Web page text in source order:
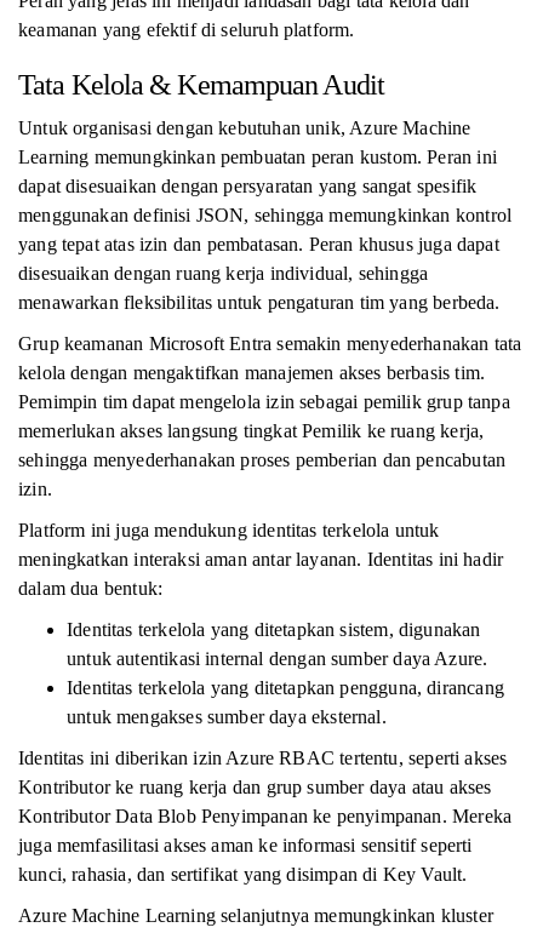
keamanan yang efektif di seluruh platform.
Tata Kelola & Kemampuan Audit
Untuk organisasi dengan kebutuhan unik, Azure Machine
Learning memungkinkan pembuatan peran kustom. Peran ini
dapat disesuaikan dengan persyaratan yang sangat spesifik
menggunakan definisi JSON, sehingga memungkinkan kontrol
yang tepat atas izin dan pembatasan. Peran khusus juga dapat
disesuaikan dengan ruang kerja individual, sehingga
menawarkan fleksibilitas untuk pengaturan tim yang berbeda.
Grup keamanan Microsoft Entra semakin menyederhanakan tata
kelola dengan mengaktifkan manajemen akses berbasis tim.
Pemimpin tim dapat mengelola izin sebagai pemilik grup tanpa
memerlukan akses langsung tingkat Pemilik ke ruang kerja,
sehingga menyederhanakan proses pemberian dan pencabutan
izin.
Platform ini juga mendukung identitas terkelola untuk
meningkatkan interaksi aman antar layanan. Identitas ini hadir
dalam dua bentuk:
Identitas terkelola yang ditetapkan sistem, digunakan
untuk autentikasi internal dengan sumber daya Azure.
Identitas terkelola yang ditetapkan pengguna, dirancang
untuk mengakses sumber daya eksternal.
Identitas ini diberikan izin Azure RBAC tertentu, seperti akses
Kontributor ke ruang kerja dan grup sumber daya atau akses
Kontributor Data Blob Penyimpanan ke penyimpanan. Mereka
juga memfasilitasi akses aman ke informasi sensitif seperti
kunci, rahasia, dan sertifikat yang disimpan di Key Vault.
Azure Machine Learning selanjutnya memungkinkan kluster